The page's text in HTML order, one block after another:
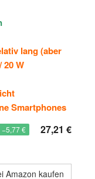
lang (aber
20 W
Smartphones
−5,77 € 27,21 €
Amazon kaufen